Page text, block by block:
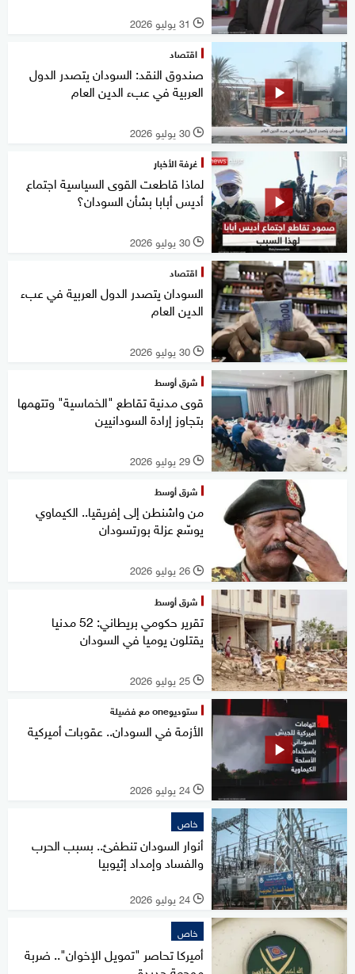
l 31 يوليو 2026
اقتصاد
صندوق النقد: السودان يتصدر الدول
العربية في عبء الدين العام
l 30 يوليو 2026
غرفة الأخبار
لماذا قاطعت القوى السياسية اجتماع
أديس أبابا بشأن السودان؟
l 30 يوليو 2026
اقتصاد
السودان يتصدر الدول العربية في عبء
الدين العام
l 30 يوليو 2026
شرق أوسط
قوى مدنية تقاطع "الخماسية" وتتهمها
بتجاوز إرادة السودانيين
l 29 يوليو 2026
شرق أوسط
من واشنطن إلى إفريقيا.. الكيماوي
يوسّع عزلة بورتسودان
l 26 يوليو 2026
شرق أوسط
تقرير حكومي بريطاني: 52 مدنيا
يقتلون يوميا في السودان
l 25 يوليو 2026
ستوديوone مع فضيلة
الأزمة في السودان.. عقوبات أميركية
l 24 يوليو 2026
خاص
أنوار السودان تنطفئ.. بسبب الحرب
والفساد وإمداد إثيوبيا
l 24 يوليو 2026
خاص
أميركا تحاصر "تمويل الإخوان".. ضربة